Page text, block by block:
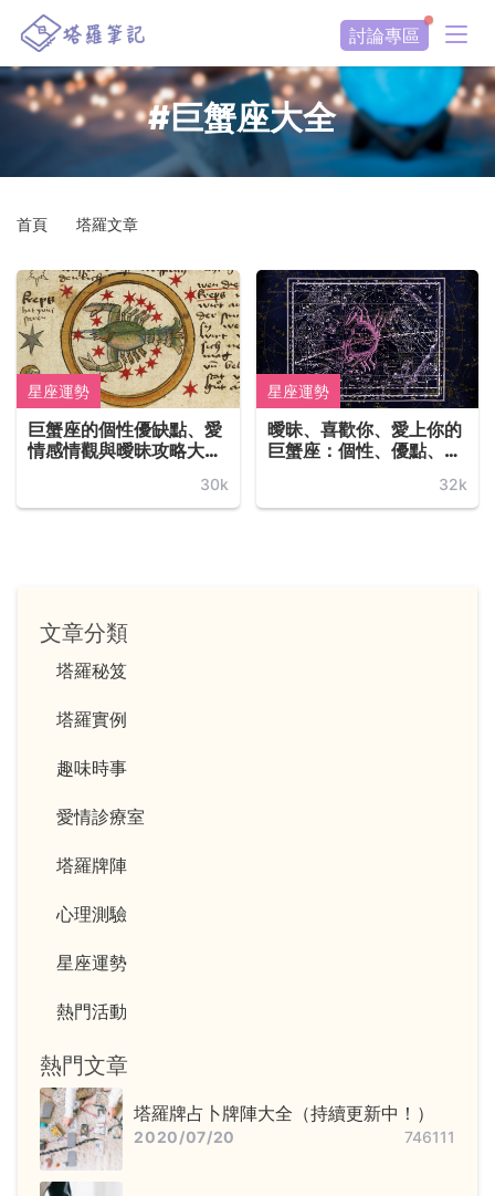
討論專區
#巨蟹座大全
首頁 塔羅文章
星座運勢
巨蟹座的個性優缺點、愛
情感情觀與曖昧攻略大全
30k
星座運勢
曖昧、喜歡你、愛上你的
巨蟹座：個性、優點、缺
32k
文章分類
塔羅秘笈
塔羅實例
趣味時事
愛情診療室
塔羅牌陣
心理測驗
星座運勢
熱門活動
熱門文章
塔羅牌占卜牌陣大全（持續更新中！）
2020/07/20 746111